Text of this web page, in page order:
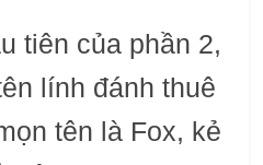
tiên của phần 2,
lính đánh thuê
tên là Fox, kẻ